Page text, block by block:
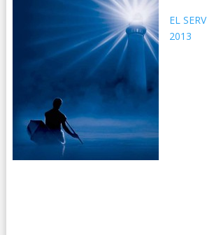
EL
2013